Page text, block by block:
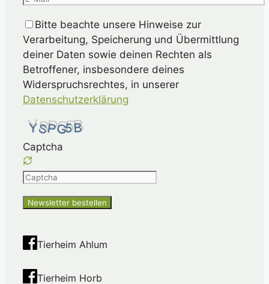
Bitte beachte unsere Hinweise zur
Verarbeitung, Speicherung und Übermittlung
deiner Daten sowie deinen Rechten als
Betroffener, insbesondere deines
Widerspruchsrechtes, in unserer
Datenschutzerklärung
Captcha
Please
the
shown
in
the
CAPTCHA
Tierheim Ahlum
Tierheim Horb